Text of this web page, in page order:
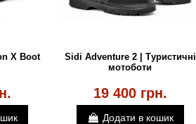
X Boot
Sidi Adventure 2 | Туристичні
мотоботи
19 400 грн.
Додати в кошик